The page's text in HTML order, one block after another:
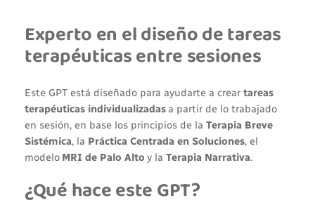
Experto en el diseño de tareas
terapéuticas entre sesiones
Este GPT está diseñado para ayudarte a crear tareas
terapéuticas individualizadasa partir de lo trabajado
en sesión, en base los principios de la Terapia Breve
Sistémica, la Práctica Centrada en Soluciones, el
modelo MRI de Palo Alto y la Terapia Narrativa.
¿Qué hace este GPT?